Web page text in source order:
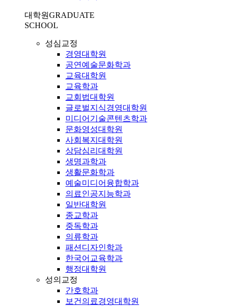
대학원GRADUATE
SCHOOL
성심교정
경영대학원
공연예술문화학과
교육대학원
교육학과
교회법대학원
글로벌지식경영대학원
미디어기술콘텐츠학과
문화영성대학원
사회복지대학원
상담심리대학원
생명과학과
생활문화학과
예술미디어융합학과
의료인공지능학과
일반대학원
종교학과
중독학과
의류학과
패션디자인학과
한국어교육학과
행정대학원
성의교정
간호학과
보건의료경영대학원